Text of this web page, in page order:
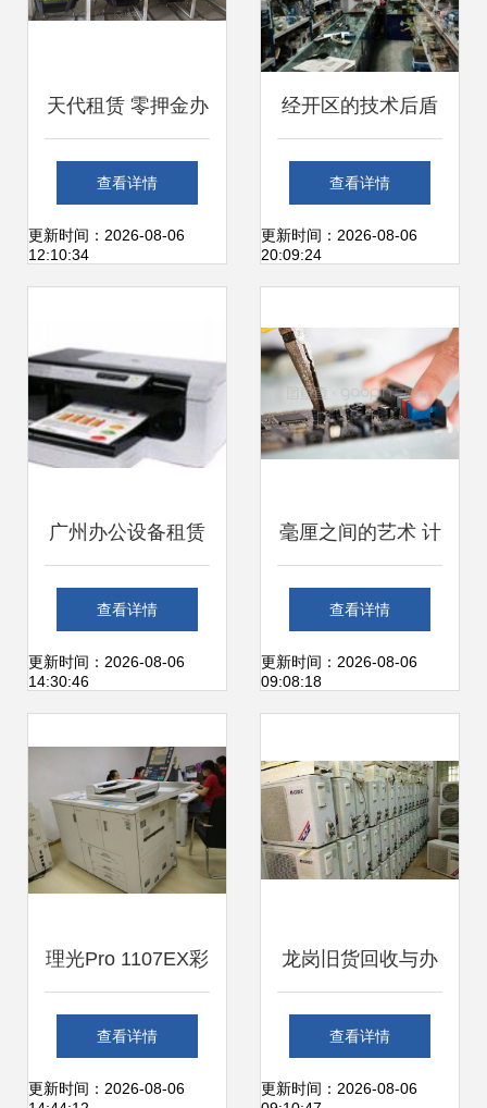
天代租赁 零押金办
公电脑租赁，南昌
办公设备租赁与维
查看详情
更新时间：2026-08-06
12:10:34
经开区的技术后盾
一家六年老店的电
脑维修与办公服务
查看详情
更新时间：2026-08-06
20:09:24
广州办公设备租赁
与维修全攻略 电
脑、复印机、打印
案
查看详情
更新时间：2026-08-06
14:30:46
毫厘之间的艺术 计
算机维修中的精细
操作
查看详情
更新时间：2026-08-06
09:08:18
理光Pro 1107EX彩
色打印机扫描仪与
电脑连接设置指南
查看详情
更新时间：2026-08-06
龙岗旧货回收与办
公设备维修指南 一
站式解决企业闲置
查看详情
更新时间：2026-08-06